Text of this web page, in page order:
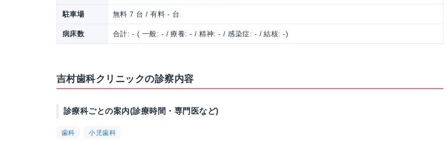
駐車場 無料 7 台 / 有料 - 台
病床数 合計: - ( 一般: - / 療養: - / 精神: - / 感染症: - / 結核: -)
吉村歯科クリニックの診察内容
診療科ごとの案内(診療時間・専門医など)
歯科 小児歯科